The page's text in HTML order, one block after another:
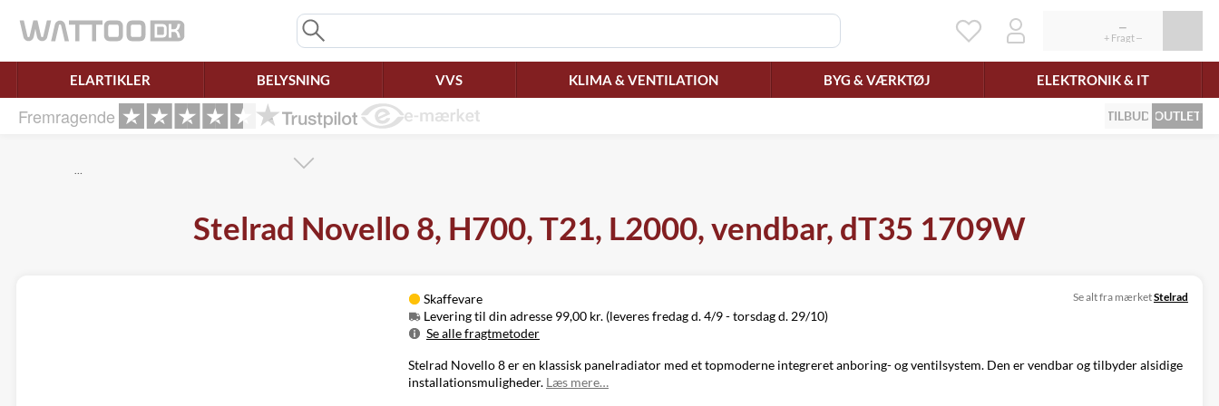
ELARTIKLER BELYSNING VVS KLIMA & VENTILATION BYG & VÆRKTØJ ELEKTRONIK & IT
Fremragende TILBUD OUTLET
…
Stelrad Novello 8, H700, T21, L2000, vendbar, dT35 1709W
Skaffevare
Levering til din adresse 99,00 kr. (leveres fredag d. 4/9 - torsdag d. 29/10)
Se alle fragtmetoder
Metode
Pris
Leveres
Levering til
99,00 kr.
Fredag d. 4/9 -
Se alt fra mærketStelrad
Stelrad Novello 8 er en klassisk panelradiator med et topmoderne integreret anboring- og ventilsystem. Den er vendbar og tilbyder alsidige
installationsmuligheder. Læs mere…
Ret samtykke!